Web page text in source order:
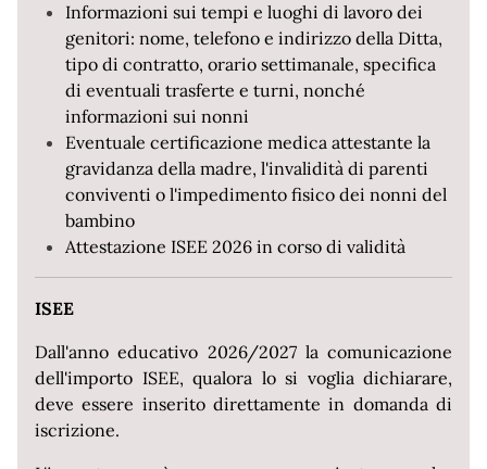
Informazioni sui tempi e luoghi di lavoro dei
genitori: nome, telefono e indirizzo della Ditta,
tipo di contratto, orario settimanale, specifica
di eventuali trasferte e turni, nonché
informazioni sui nonni
Eventuale certificazione medica attestante la
gravidanza della madre, l'invalidità di parenti
conviventi o l'impedimento fisico dei nonni del
bambino
Attestazione ISEE 2026 in corso di validità
ISEE
Dall'anno educativo 2026/2027 la comunicazione
dell'importo ISEE, qualora lo si voglia dichiarare,
deve essere inserito direttamente in domanda di
iscrizione.